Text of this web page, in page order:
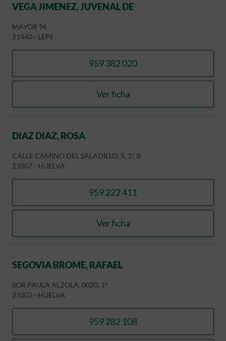
VEGA JIMENEZ, JUVENAL DE
MAYOR 96
21440 - LEPE
959 382 020
llamar VEGA JIMENEZ,
Ver ficha
VEGA JIMENEZ, JUVENAL
DIAZ DIAZ, ROSA
CALLE CAMINO DEL SALADILLO, 5, 1º, B
21007 - HUELVA
959 222 411
llamar DIAZ DIAZ, ROSA
Ver ficha
DIAZ DIAZ, ROSA
SEGOVIA BROME, RAFAEL
SOR PAULA ALZOLA, 0020, 1º
21002 - HUELVA
959 282 108
llamar SEGOVIA BROME,